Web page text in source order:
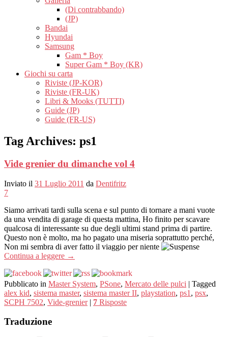
(Di contrabbando)
(JP)
Bandai
Hyundai
Samsung
Gam * Boy
Super Gam * Boy (KR)
Giochi su carta
Riviste (JP-KOR)
Riviste (FR-UK)
Libri & Mooks (TUTTI)
Guide (JP)
Guide (FR-US)
Tag Archives: ps1
Vide grenier du dimanche vol 4
Inviato il 31 Luglio 2011 da Dentifritz
7
Siamo arrivati ​​tardi sulla scena e sul punto di tornare a mani vuote
da una vendita di garage di questa mattina, Ho finito per scavare
qualcosa di interessante su due degli ultimi stand prima di partire.
Questo non è molto, ma ho pagato una miseria soprattutto perché,
Non mi sembra di aver fatto il viaggio per niente
Continua a leggere →
Pubblicato in Master System, PSone, Mercato delle pulci | Tagged
alex kid, sistema master, sistema master II, playstation, ps1 , psx,
SCPH 7502, Vide-grenier | 7 Risposte
Traduzione